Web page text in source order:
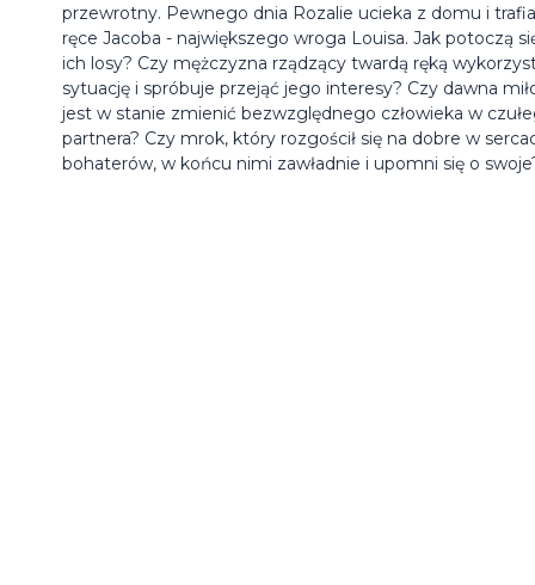
przewrotny. Pewnego dnia Rozalie ucieka z domu i
ręce Jacoba - największego wroga Louisa. Jak potoczą
ich losy? Czy mężczyzna rządzący twardą ręką
sytuację i spróbuje przejąć jego interesy? Czy dawna
jest w stanie zmienić bezwzględnego człowieka w
partnera? Czy mrok, który rozgościł się na dobre w
bohaterów, w końcu nimi zawładnie i upomni się o